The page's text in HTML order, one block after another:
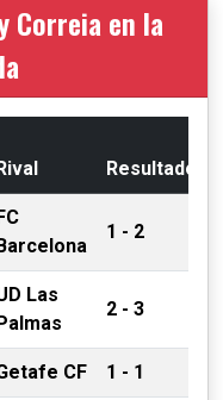
Correia en la
Rival Resultado
FC
Barcelona
1 - 2
Las
Palmas
2 - 3
CF 1 - 1